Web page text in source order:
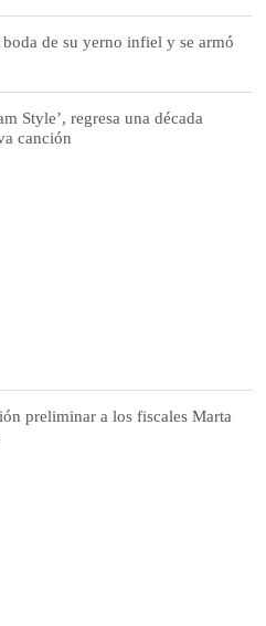
de su yerno infiel y se armó
Style’, regresa una década
canción
preliminar a los fiscales Marta